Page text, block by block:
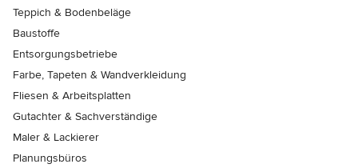
Teppich & Bodenbeläge
Baustoffe
Entsorgungsbetriebe
Farbe, Tapeten & Wandverkleidung
Fliesen & Arbeitsplatten
Gutachter & Sachverständige
Maler & Lackierer
Planungsbüros